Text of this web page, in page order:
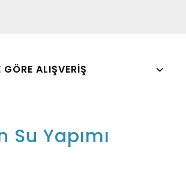
ALIŞVERİŞ
Su Yapımı